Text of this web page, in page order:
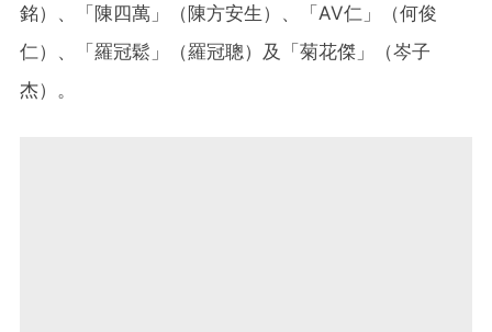
銘）、「陳四萬」（陳方安生）、「AV仁」（何俊
仁）、「羅冠鬆」（羅冠聰）及「菊花傑」（岑子
杰）。